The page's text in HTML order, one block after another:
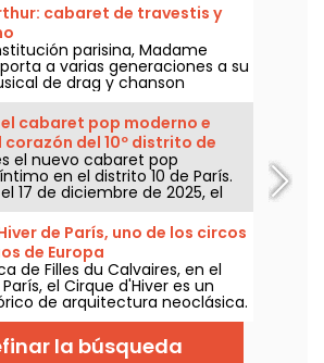
cabaret de travestis y
parisina, Madame
a varias generaciones a su
de drag y chanson
el cabaret pop moderno e
corazón del 10º distrito de
el nuevo cabaret pop
en el distrito 10 de París.
17 de diciembre de 2025, el
bistronómicas,
coreografiados y afters
en un ambiente íntimo y de
pensado para una
contemporánea.
algo diferente y fuera de lo
de París, uno de los circos
de Europa
de Filles du Calvaires, en el
París, el Cirque d'Hiver es un
de arquitectura neoclásica.
permanentes más
Europa, sigue mostrando las
para deleite de las familias.
la búsqueda